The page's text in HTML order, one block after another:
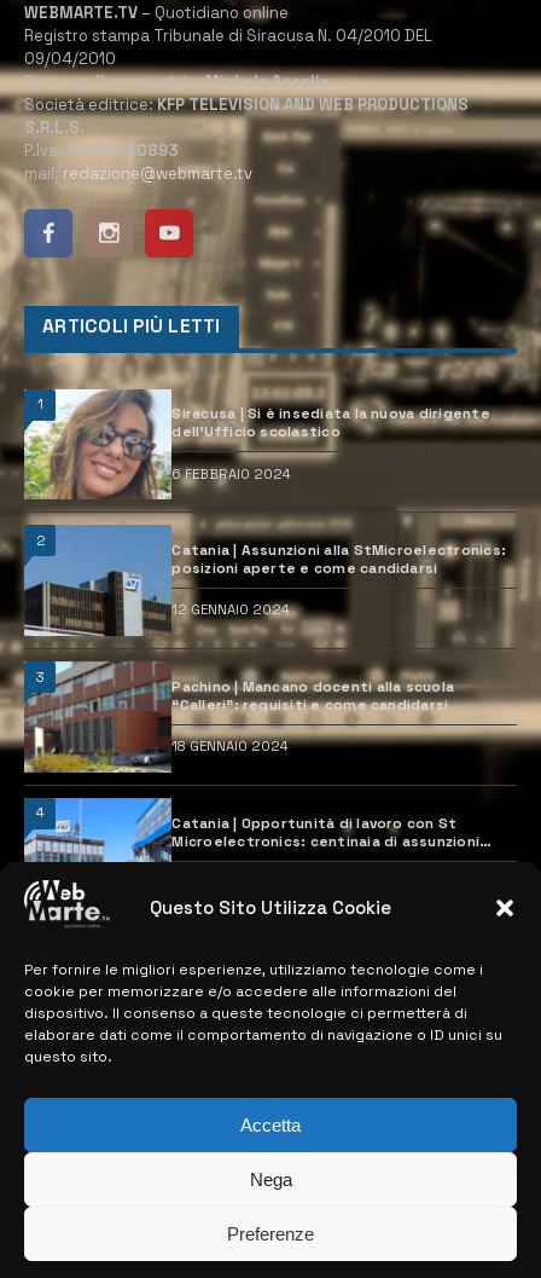
Questo Sito Utilizza Cookie
Per fornire le migliori esperienze, utilizziamo tecnologie come i
cookie per memorizzare e/o accedere alle informazioni del
dispositivo. Il consenso a queste tecnologie ci permetterà di
elaborare dati come il comportamento di navigazione o ID unici su
questo sito.
Accetta
Nega
Preferenze
WEBMARTE.TV – Quotidiano online
Registro stampa Tribunale di Siracusa N. 04/2010 DEL
09/04/2010
Direttore Responsabile:Michele Accolla
Società editrice:KFP TELEVISION AND WEB PRODUCTIONS
S.R.L.S.
P.Iva: 02184950893
mail: redazione@webmarte.tv
ARTICOLI PIÙ LETTI
1
Siracusa | Si è insediata la nuova dirigente
dell’Ufficio scolastico
6 FEBBRAIO 2024
2
Catania | Assunzioni alla StMicroelectronics:
posizioni aperte e come candidarsi
12 GENNAIO 2024
3
Pachino | Mancano docenti alla scuola
“Calleri”: requisiti e come candidarsi
18 GENNAIO 2024
4
Catania | Opportunità di lavoro con St
Microelectronics: centinaia di assunzioni
previste
MAPPA DEL SITO
> NOTIZIE